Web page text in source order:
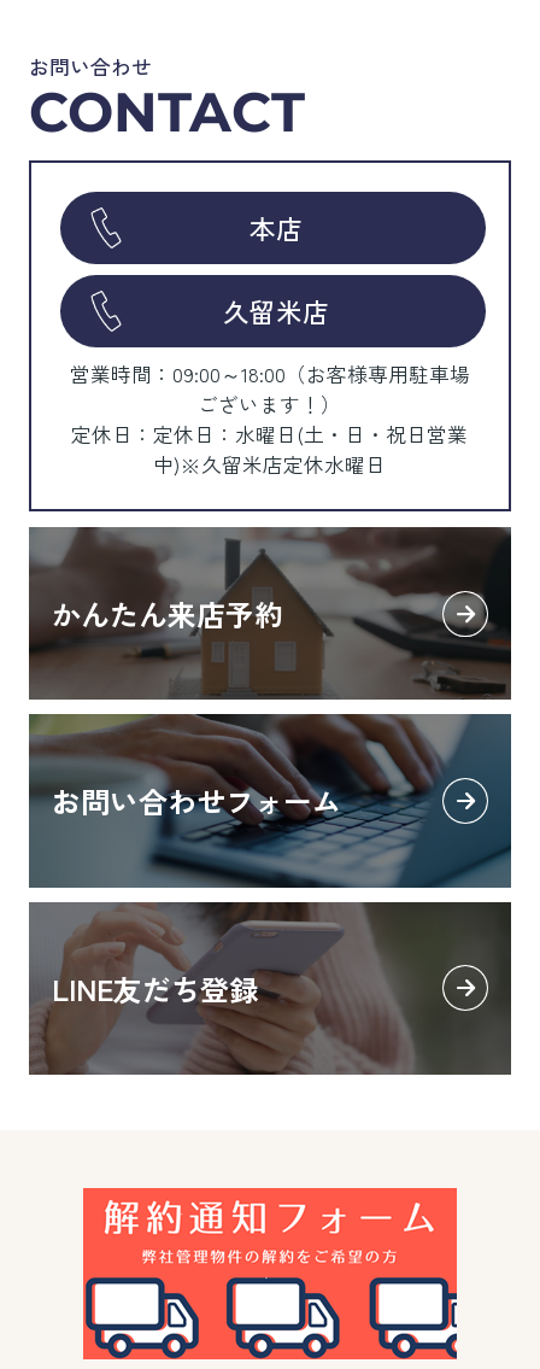
お問い合わせ
CONTACT
本店
久留米店
営業時間：09:00～18:00（お客様専用駐車場
ございます！）
定休日：定休日：水曜日(土・日・祝日営業
中)※久留米店定休水曜日
かんたん来店予約
お問い合わせフォーム
LINE友だち登録